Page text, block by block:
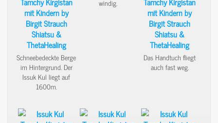
Schneebedeckte Berge
im Hintergrund. Der
Issuk Kul liegt auf
1600m.
windig.
Das Handtuch fliegt
auch fast weg.